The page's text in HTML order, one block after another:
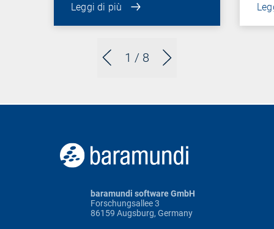
1 / 8
Leggi di più
baramundi software GmbH
Forschungsallee 3
86159 Augsburg, Germany